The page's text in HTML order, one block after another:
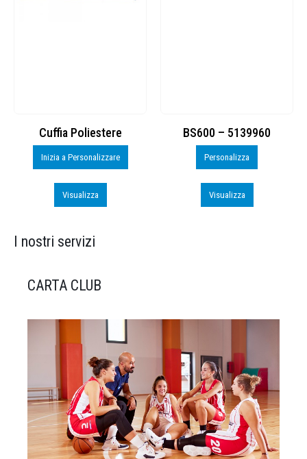
Cuffia Poliestere
Inizia a Personalizzare
Visualizza
BS600 – 5139960
Personalizza
Visualizza
I nostri servizi
CARTA CLUB